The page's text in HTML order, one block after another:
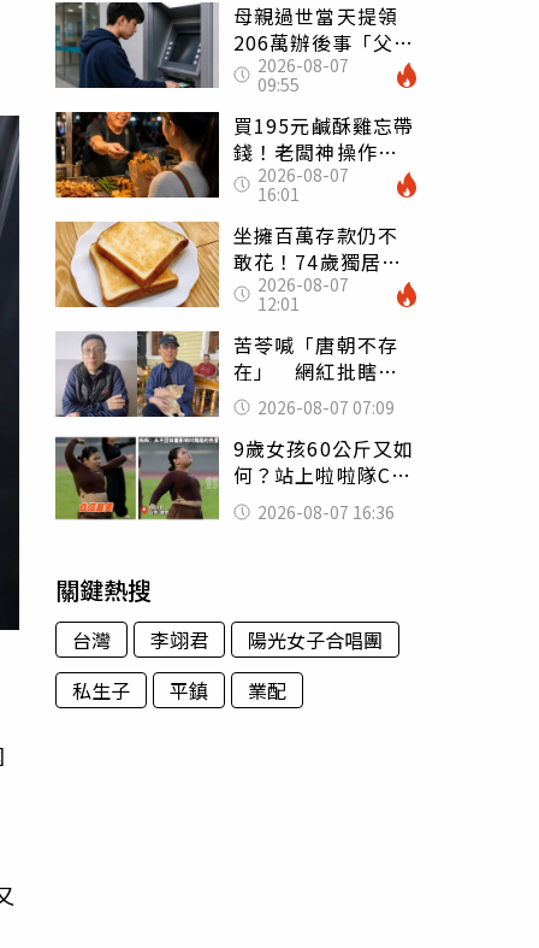
母親過世當天提領
206萬辦後事「父子
遭判刑」 律師：
搶錢先下手是罪
2026-08-07
09:55
買195元鹹酥雞忘帶
錢！老闆神操作
「倒找5元」 全網
看哭：這就是台灣
2026-08-07
16:01
坐擁百萬存款仍不
敢花！74歲獨居翁
「1餐只吃1片吐
司」 半年後暴瘦
嚇壞女兒
2026-08-07
12:01
苦苓喊「唐朝不存
在」 網紅批瞎編
歷史：李白、杜甫
用鮮卑文寫詩？
2026-08-07 07:09
9歲女孩60公斤又如
何？站上啦啦隊C位
驚艷全場 千萬網
友被圈粉
2026-08-07 16:36
關鍵熱搜
台灣 李翊君
陽光女子合唱團
私生子
平鎮 業配